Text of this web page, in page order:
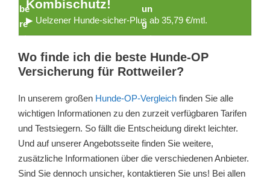
Kombischutz!
▶ Uelzener Hunde-sicher-Plus ab 35,79 €/mtl.
Wo finde ich die beste Hunde-OP
Versicherung für Rottweiler?
In unserem großen Hunde-OP-Vergleich finden Sie alle
wichtigen Informationen zu den zurzeit verfügbaren Tarifen
und Testsiegern. So fällt die Entscheidung direkt leichter.
Und auf unserer Angebotsseite finden Sie weitere,
zusätzliche Informationen über die verschiedenen Anbieter.
Sind Sie dennoch unsicher, kontaktieren Sie uns! Bei allen